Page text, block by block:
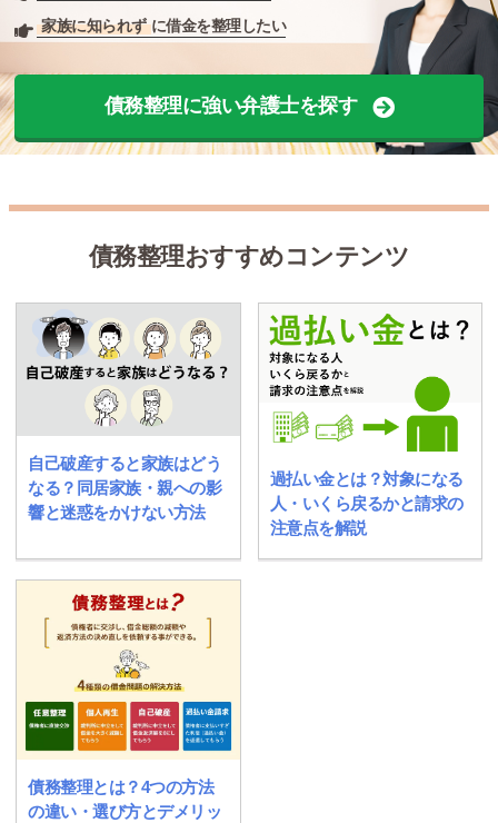
家族に知られず に借金を整理したい
債務整理に強い弁護士を探す
債務整理おすすめコンテンツ
自己破産すると家族はどう
なる？同居家族・親への影
響と迷惑をかけない方法
過払い金とは？対象になる
人・いくら戻るかと請求の
注意点を解説
債務整理とは？4つの方法
の違い・選び方とデメリッ